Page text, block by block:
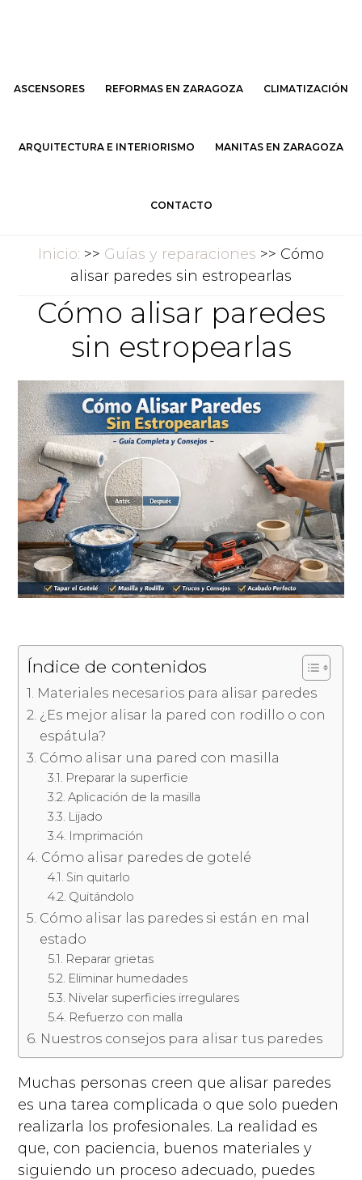
página
ASCENSORES REFORMAS EN ZARAGOZA CLIMATIZACIÓN
ARQUITECTURA E INTERIORISMO MANITAS EN ZARAGOZA
CONTACTO
Inicio: >> Guías y reparaciones >> Cómo
alisar paredes sin estropearlas
Cómo alisar paredes
sin estropearlas
Índice de contenidos
Materiales necesarios para alisar paredes
¿Es mejor alisar la pared con rodillo o con
espátula?
Cómo alisar una pared con masilla
Preparar la superficie
Aplicación de la masilla
Lijado
Imprimación
Cómo alisar paredes de gotelé
Sin quitarlo
Quitándolo
Cómo alisar las paredes si están en mal
estado
Reparar grietas
Eliminar humedades
Nivelar superficies irregulares
Refuerzo con malla
Nuestros consejos para alisar tus paredes
Muchas personas creen que alisar paredes
es una tarea complicada o que solo pueden
realizarla los profesionales. La realidad es
que, con paciencia, buenos materiales y
siguiendo un proceso adecuado, puedes